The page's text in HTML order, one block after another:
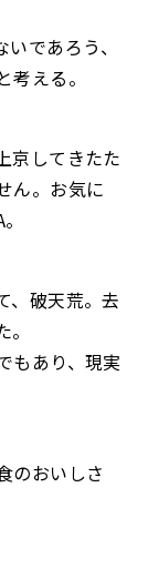
であろう、
える。
京してきたた
ん。お気に
、破天荒。去
もあり、現実
のおいしさ